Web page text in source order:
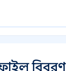
বিবরণ